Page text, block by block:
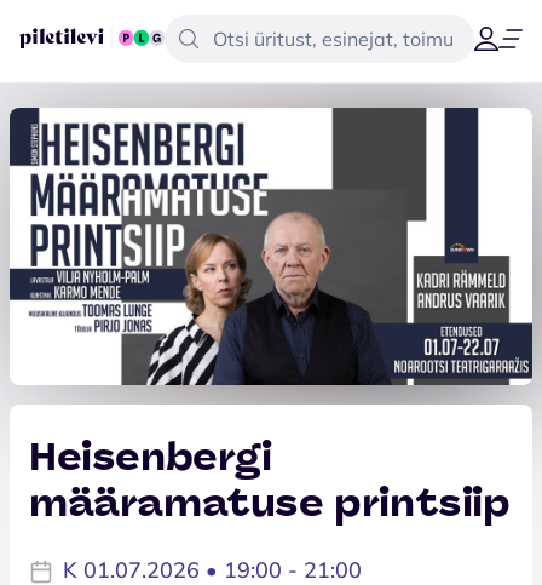
Heisenbergi
määramatuse printsiip
K 01.07.2026 • 19:00 - 21:00